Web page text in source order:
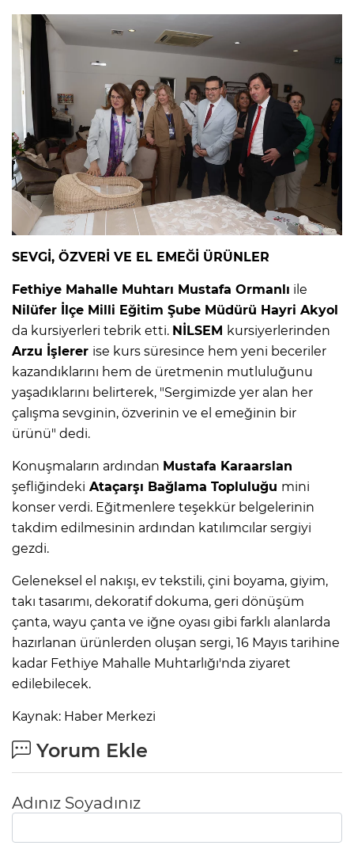
SEVGİ, ÖZVERİ VE EL EMEĞİ ÜRÜNLER
Fethiye Mahalle Muhtarı Mustafa Ormanlı ile
Nilüfer İlçe Milli Eğitim Şube Müdürü Hayri Akyol
da kursiyerleri tebrik etti. NİLSEM kursiyerlerinden
Arzu İşlerer ise kurs süresince hem yeni beceriler
kazandıklarını hem de üretmenin mutluluğunu
yaşadıklarını belirterek, "Sergimizde yer alan her
çalışma sevginin, özverinin ve el emeğinin bir
ürünü" dedi.
Konuşmaların ardından Mustafa Karaarslan
şefliğindeki Ataçarşı Bağlama Topluluğu mini
konser verdi. Eğitmenlere teşekkür belgelerinin
takdim edilmesinin ardından katılımcılar sergiyi
gezdi.
Geleneksel el nakışı, ev tekstili, çini boyama, giyim,
takı tasarımı, dekoratif dokuma, geri dönüşüm
çanta, wayu çanta ve iğne oyası gibi farklı alanlarda
hazırlanan ürünlerden oluşan sergi, 16 Mayıs tarihine
kadar Fethiye Mahalle Muhtarlığı'nda ziyaret
edilebilecek.
Kaynak: Haber Merkezi
Yorum Ekle
Adınız Soyadınız